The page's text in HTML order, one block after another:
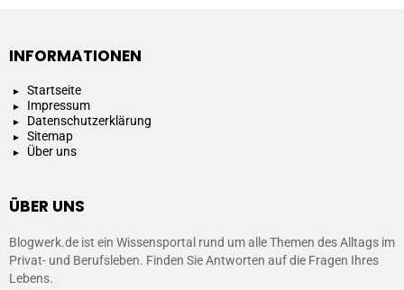
INFORMATIONEN
Startseite
Impressum
Datenschutzerklärung
Sitemap
Über uns
ÜBER UNS
Blogwerk.de ist ein Wissensportal rund um alle Themen des Alltags im
Privat- und Berufsleben. Finden Sie Antworten auf die Fragen Ihres
Lebens.